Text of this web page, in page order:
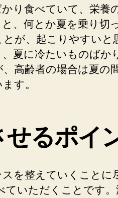
り食べていて、栄養
、何とか夏を乗り切
が、起こりやすいと
夏に冷たいものばか
高齢者の場合は夏の
す。
せるポイ
を整えていくことに
ていただくことです